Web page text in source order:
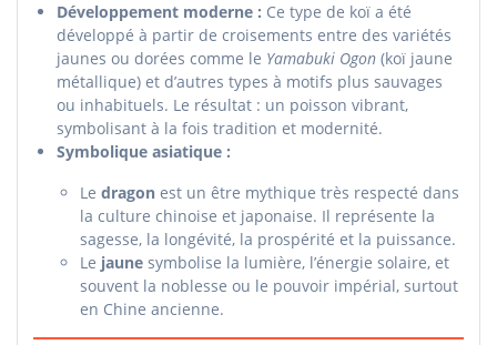
Développement moderne : Ce type de koï a été
développé à partir de croisements entre des variétés
jaunes ou dorées comme le Yamabuki Ogon (koï jaune
métallique) et d’autres types à motifs plus sauvages
ou inhabituels. Le résultat : un poisson vibrant,
symbolisant à la fois tradition et modernité.
Symbolique asiatique :
Le dragon est un être mythique très respecté dans
la culture chinoise et japonaise. Il représente la
sagesse, la longévité, la prospérité et la puissance.
Le jaune symbolise la lumière, l’énergie solaire, et
souvent la noblesse ou le pouvoir impérial, surtout
en Chine ancienne.